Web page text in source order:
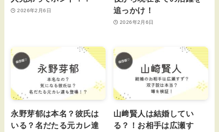
2026年2月6日
追っかけ！
2026年2月6日
永野芽郁は本名？彼氏は
いる？名だたる元カレ達
山﨑賢人は結婚してい
る？！お相手は広瀬す